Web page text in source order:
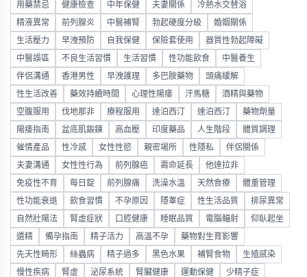
用藥禁忌 健康檢查 中年保健 夫妻關係 冷熱水交替浴
精液異常 前列腺炎 中醫補腎 勃起硬度分級 婚姻關係
生活壓力 早洩預防 自我保健 保險套使用 器質性勃起障礙
中醫誤區 不良生活習慣 生活習慣 性功能飲食 中醫養生
伴侶溝通 香港男性 早洩護理 多巴胺藥物 頭痛緩解
性生活改善 藥效持續時間 心理性陽痿 汗馬糖 酒精與藥物
空腹服用 伐地那非 療程服用 達泊西汀 達泊西汀 藥物劑量
陽痿指南 盆底肌鍛鍊 高血壓 印度藥品 人生階段 體質調理
催情產品 性冷感 女性性慾 親密場所 性隱私 伴侶關係
夫妻溝通 女性性行為 前列腺癌 壽命延長 他達拉非
免疫性不育 每日錠 前列腺痛 洗澡水溫 天然食療 體重管理
性功能衰退 飲食習慣 不孕原因 隱睾症 性生活品質 排尿異常
自然壯陽法 腎虛症狀 口腔健康 睡眠品質 電腦輻射 仰臥起坐
遺精 備孕指南 精子活力 高溫不孕 藥物對生育影響
先天性畸形 絲蟲病 精子過多 黑色水果 補腎食物 生殖感染
慢性疾病 腎虛 泌尿系統 腎臟健康 運動保健 少精子症